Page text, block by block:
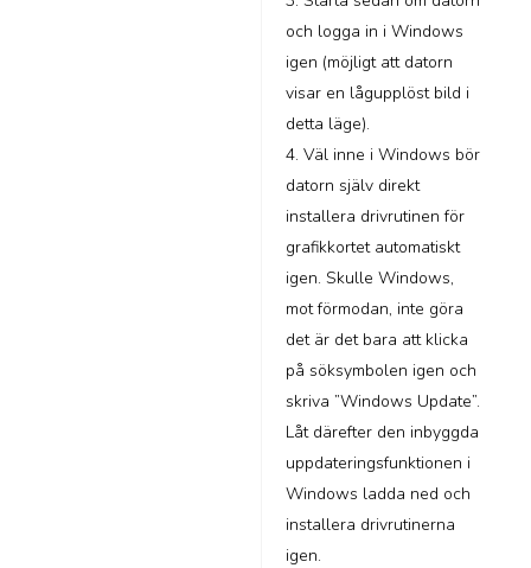
och logga in i Windows
igen (möjligt att datorn
visar en lågupplöst bild i
detta läge).
4. Väl inne i Windows bör
datorn själv direkt
installera drivrutinen för
grafikkortet automatiskt
igen. Skulle Windows,
mot förmodan, inte göra
det är det bara att klicka
på söksymbolen igen och
skriva ”Windows Update”.
Låt därefter den inbyggda
uppdateringsfunktionen i
Windows ladda ned och
installera drivrutinerna
igen.